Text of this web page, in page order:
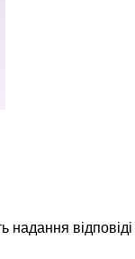
надання відповіді